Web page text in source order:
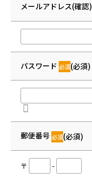
メールアドレス(確認)
パスワード (必須)
郵便番号 (必須)
〒 -